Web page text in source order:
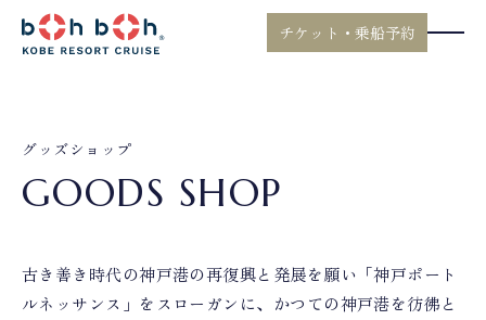
チケット・乗船予約
グッズショップ
GOODS SHOP
古き善き時代の神戸港の再復興と発展を願い「神戸ポート
ルネッサンス」をスローガンに、かつての神戸港を彷彿と